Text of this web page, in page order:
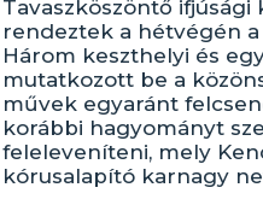
Tavaszköszöntő
rendeztek a hétvégén
Három keszthelyi és
mutatkozott be a
művek egyaránt
korábbi hagyományt
feleleveníteni, mely
kórusalapító karnagy